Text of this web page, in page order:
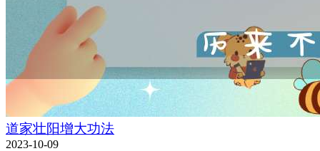
道家壮阳增大功法
2023-10-09